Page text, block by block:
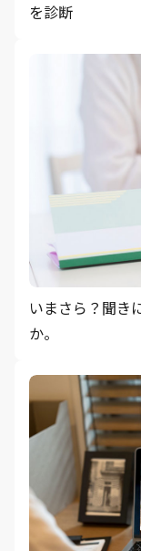
を診断
いまさら？聞き
か。